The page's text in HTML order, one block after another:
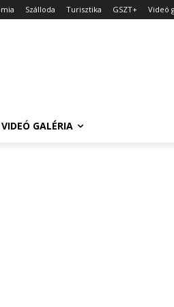
Szálloda Turisztika GSZT+ Videó
VIDEÓ GALÉRIA